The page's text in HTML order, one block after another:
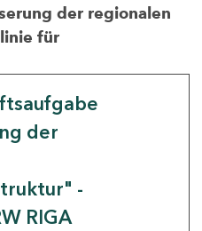
der regionalen
für
der
-
RIGA